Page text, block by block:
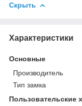
Скрыть
Характеристики
Основные
Производитель
Тип замка
Пользовательские